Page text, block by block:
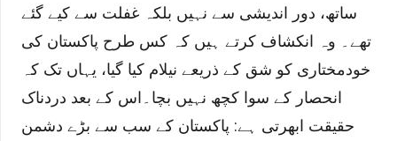
ساتھ، دور اندیشی سے نہیں بلکہ غفلت سے کیے گئے
تھے۔ وہ انکشاف کرتے ہیں کہ کس طرح پاکستان کی
خودمختاری کو شق کے ذریعے نیلام کیا گیا، یہاں تک کہ
انحصار کے سوا کچھ نہیں بچا۔اس کے بعد دردناک
حقیقت ابھرتی ہے: پاکستان کے سب سے بڑے دشمن